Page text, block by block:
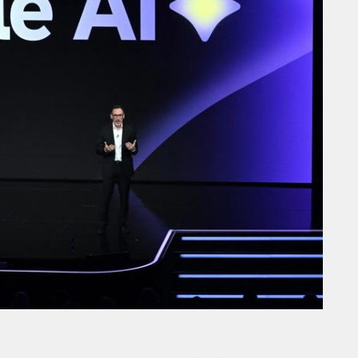
THE PARADIGM SHIFT –
BUSINESS. PEOPLE. TECH
MARKETING
RENTRÉE UNIVERSITAIRE : IKEA
CANADA LANCE « MADE FOR
COLLEGE » POUR